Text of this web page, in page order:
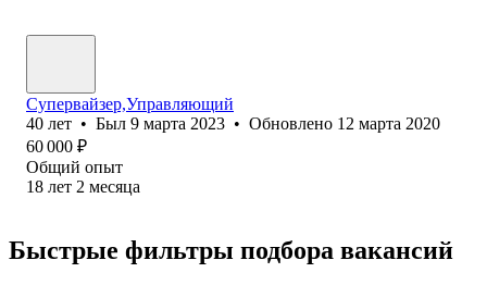
Супервайзер,Управляющий
40 лет • Был 9 марта 2023 • Обновлено 12 марта 2020
60 000 ₽
Общий опыт
18 лет 2 месяца
Быстрые фильтры подбора вакансий